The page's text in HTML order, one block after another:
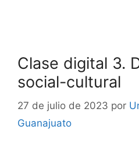
Clase digital 3.
social-cultural
27 de julio de 2023 por
Guanajuato